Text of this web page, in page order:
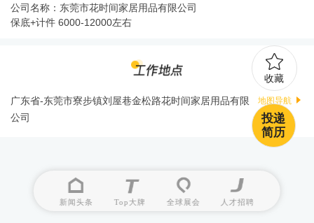
公司名称：东莞市花时间家居用品有限公司
保底+计件 6000-12000左右
广东省-东莞市寮步镇刘屋巷金松路花时间家居用品有限
公司
地图导航
新闻头条 Top大牌 全球展会 人才招聘
收藏
投递
简历